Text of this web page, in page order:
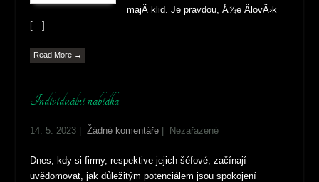
majÃ­ klid. Je pravdou, Å¾e ÄlovÄ›k
[…]
Read More →
Individuální nabídka
14. 5. 2023 |Žádné komentáře | Nezařazené
Dnes, kdy si firmy, respektive jejich šéfové, začínají
uvědomovat, jak důležitým potenciálem jsou spokojení